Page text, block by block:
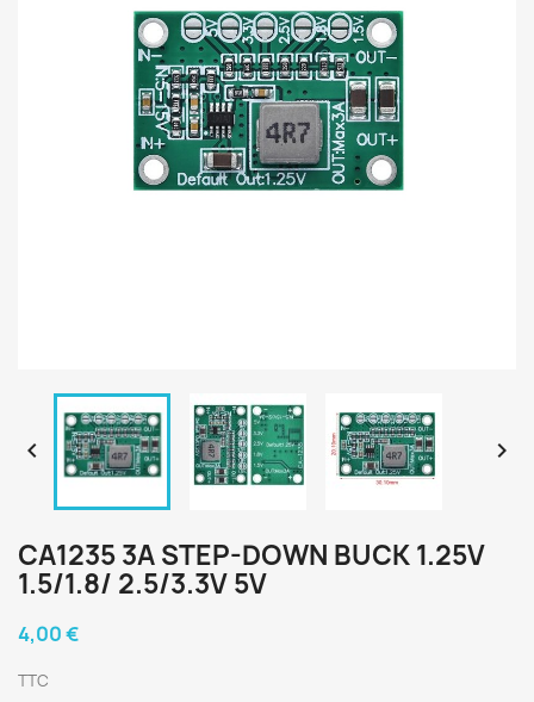
 
CA1235 3A STEP-DOWN BUCK 1.25V
1.5/1.8/ 2.5/3.3V 5V
4,00 €
TTC